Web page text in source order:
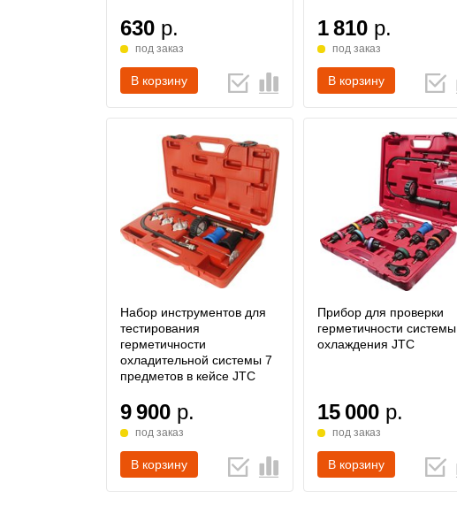
630 р.
под заказ
В корзину
1 810 р.
под заказ
В корзину
Набор инструментов для
тестирования
герметичности
охладительной системы 7
предметов в кейсе JTC
9 900 р.
под заказ
В корзину
Прибор для проверки
герметичности системы
охлаждения JTC
15 000 р.
под заказ
В корзину